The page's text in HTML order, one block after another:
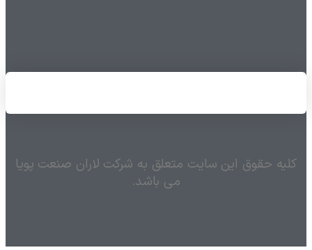
کلیه حقوق این سایت متعلق به شرکت لاران صنعت پویا
می باشد.